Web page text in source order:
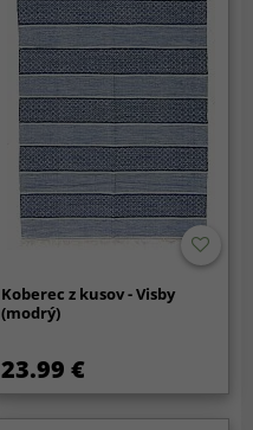
Koberec z kusov - Visby
(modrý)
23.99 €